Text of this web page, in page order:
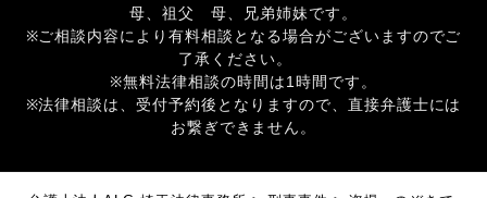
母、祖父 母、兄弟姉妹です。
※ご相談内容により有料相談となる場合がございますのでご
了承ください。
※無料法律相談の時間は1時間です。
※法律相談は、受付予約後となりますので、直接弁護士には
お繋ぎできません。